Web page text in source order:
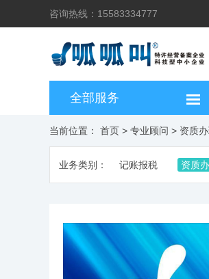
咨询热线：15583334777
全部服务
当前位置： 首页 > 专业顾问 > 资质
业务类别： 记账报税 资质